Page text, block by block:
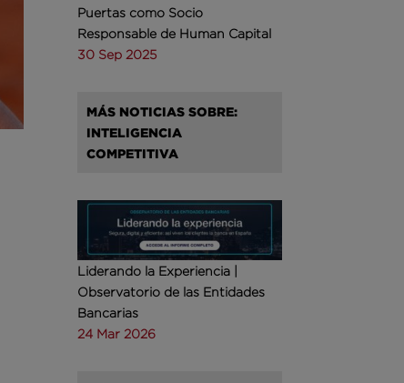
Puertas como Socio
Responsable de Human Capital
30 Sep 2025
MÁS NOTICIAS SOBRE:
INTELIGENCIA
COMPETITIVA
Liderando la Experiencia |
Observatorio de las Entidades
Bancarias
24 Mar 2026